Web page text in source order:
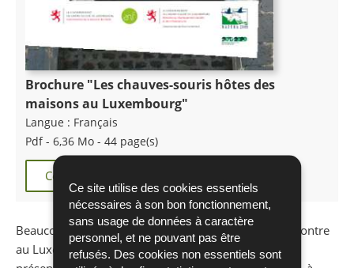
Ce site utilise des cookies essentiels
nécessaires à son bon fonctionnement,
sans usage de données à caractère
personnel, et ne pouvant pas être
refusés. Des cookies non essentiels sont
Brochure "Les chauves-souris hôtes des
maisons au Luxembourg"
Langue : Français
Pdf - 6,36 Mo - 44 page(s)
Commander
Beaucoup d‘espèces de chauves-souris que l‘on rencontre
au Luxembourg sont anthropophiles, autrement dit